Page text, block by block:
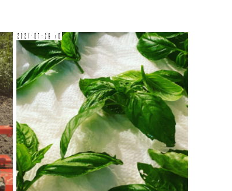
2021-07-29 v0